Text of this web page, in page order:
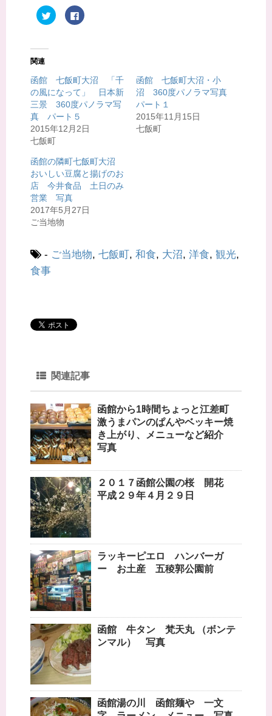
ク
リ
e
で
共
有
(
新
し
ウ
ィ
ン
ド
ウ
で
開
き
ま
す
F
a
共
有
す
る
に
リ
て
く
だ
さ
い
し
い
ウ
で
関連
函館 七飯町大沼 「千
の風になって」 日本新
三景 360度パノラマ写
真 パート５
2015年12月2日
七飯町
函館 七飯町大沼・小
沼 360度パノラマ写真
パート１
2015年11月15日
七飯町
函館の隣町七飯町大沼
おいしい豆腐と揚げのお
店 今井食品 土日のみ
営業 写真
2017年5月27日
ご当地物
- ご当地物, 七飯町, 和食, 大沼, 洋食, 観光,
食事
関連記事
函館から1時間ちょっと江差町
激うまパンのぱんやベッキー焼
き上がり、メニューなど紹介
写真
２０１７函館公園の桜 開花
平成２９年４月２９日
ラッキーピエロ ハンバーガ
ー お土産 五稜郭公園前
函館 牛タン 梵天丸 （ボンテ
ンマル） 写真
函館湯の川 函館麺や 一文